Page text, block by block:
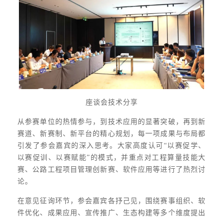
座谈会技术分享
从参赛单位的热情参与，到技术应用的显著突破，再到新
赛道、新赛制、新平台的精心规划，每一项成果与布局都
引发了参会嘉宾的深入思考。大家高度认可“以赛促学、
以赛促训、以赛赋能”的模式，并重点对工程算量技能大
赛、公路工程项目管理创新赛、软件应用等进行了热烈讨
论。
在意见征询环节，参会嘉宾各抒己见，围绕赛事组织、软
件优化、成果应用、宣传推广、生态构建等多个维度提出